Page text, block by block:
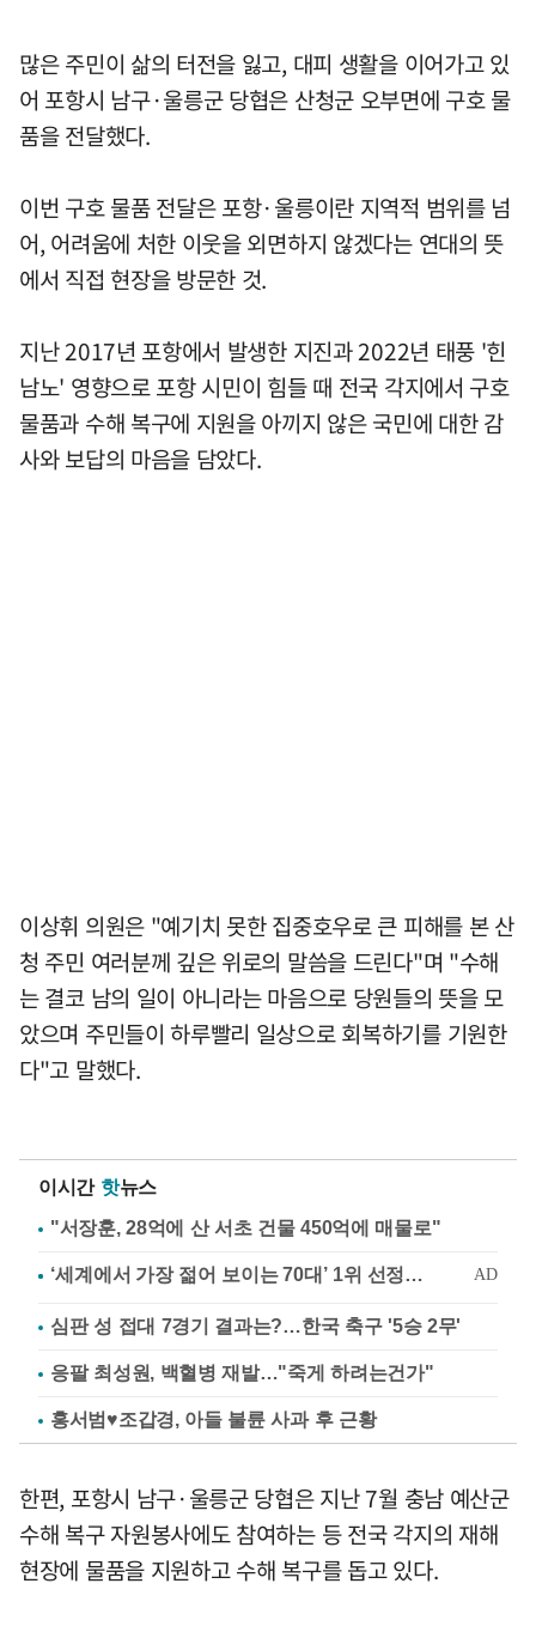
많은 주민이 삶의 터전을 잃고, 대피 생활을 이어가고 있
어 포항시 남구·울릉군 당협은 산청군 오부면에 구호 물
품을 전달했다.
이번 구호 물품 전달은 포항·울릉이란 지역적 범위를 넘
어, 어려움에 처한 이웃을 외면하지 않겠다는 연대의 뜻
에서 직접 현장을 방문한 것.
지난 2017년 포항에서 발생한 지진과 2022년 태풍 '힌
남노' 영향으로 포항 시민이 힘들 때 전국 각지에서 구호
물품과 수해 복구에 지원을 아끼지 않은 국민에 대한 감
사와 보답의 마음을 담았다.
이상휘 의원은 "예기치 못한 집중호우로 큰 피해를 본 산
청 주민 여러분께 깊은 위로의 말씀을 드린다"며 "수해
는 결코 남의 일이 아니라는 마음으로 당원들의 뜻을 모
았으며 주민들이 하루빨리 일상으로 회복하기를 기원한
다"고 말했다.
이시간 핫뉴스
"서장훈, 28억에 산 서초 건물 450억에 매물로"
심판 성 접대 7경기 결과는?…한국 축구 '5승 2무'
응팔 최성원, 백혈병 재발…"죽게 하려는건가"
홍서범♥조갑경, 아들 불륜 사과 후 근황
한편, 포항시 남구·울릉군 당협은 지난 7월 충남 예산군
수해 복구 자원봉사에도 참여하는 등 전국 각지의 재해
현장에 물품을 지원하고 수해 복구를 돕고 있다.